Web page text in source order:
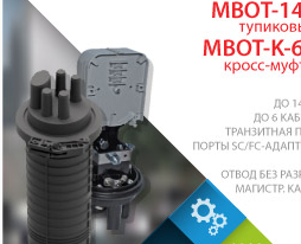
непосредственного
Оптимизирован для
централизованных волоконно-
Поддерживает передачу данных
расстояния. Используется для
магистральных кабельных
локальных сетей внутри
прокладки в стояках и кабельных
Описание конструкции